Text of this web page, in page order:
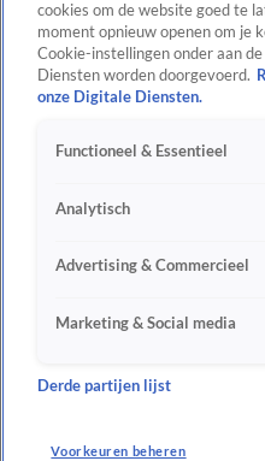
cookies om de website goed te
moment opnieuw openen om je
Cookie-instellingen onder aan
Diensten worden doorgevoerd.
onze Digitale Diensten.
Functioneel & Essentieel
Analytisch
Advertising & Commercieel
Marketing & Social media
Derde partijen lijst
Voorkeuren beheren